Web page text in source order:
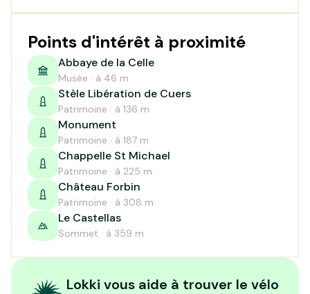
Points d'intérêt à proximité
Abbaye de la Celle
Musée · à 46 m
Stèle Libération de Cuers
Patrimoine · à 136 m
Monument
Patrimoine · à 187 m
Chappelle St Michael
Patrimoine · à 225 m
Château Forbin
Patrimoine · à 308 m
Le Castellas
Sommet · à 359 m
Lokki vous aide à trouver le vélo